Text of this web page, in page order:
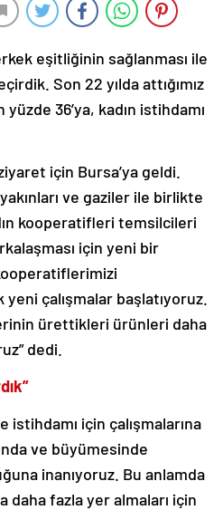
eşitliğinin sağlanması ile
Son 22 yılda attığımız
yüzde 36’ya, kadın istihdamı
için Bursa’ya geldi.
ve gaziler ile birlikte
kooperatifleri temsilcileri
için yeni bir
çalışmalar başlatıyoruz.
ürettikleri ürünleri daha
dedi.
istihdamı için çalışmalarına
ve büyümesinde
inanıyoruz. Bu anlamda
daha fazla yer almaları için